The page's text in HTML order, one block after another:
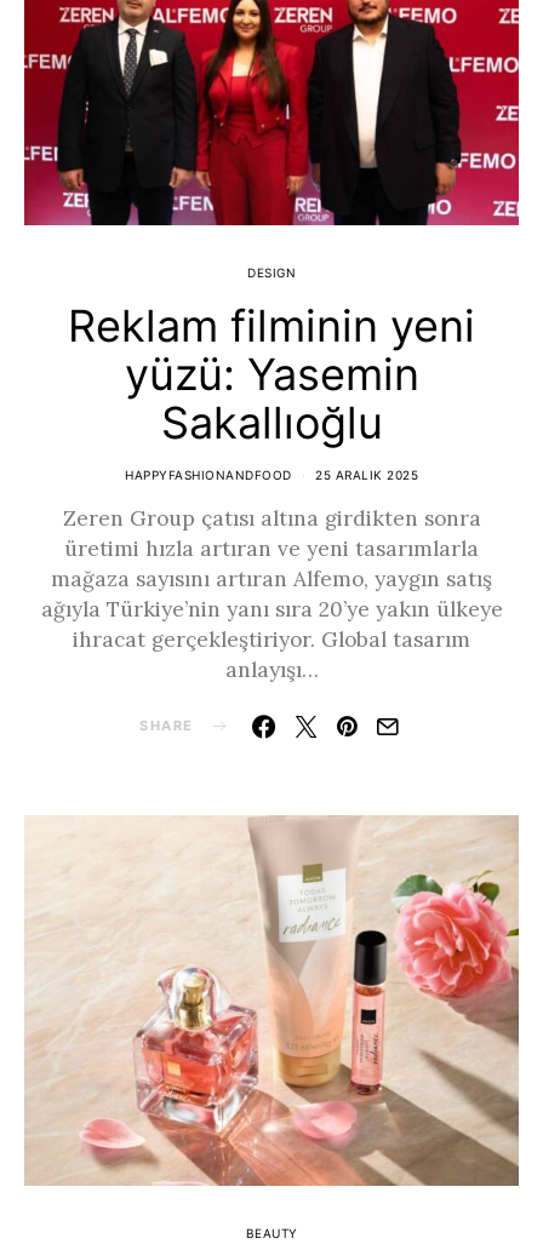
DESIGN
Reklam filminin yeni
yüzü: Yasemin
Sakallıoğlu
HAPPYFASHIONANDFOOD 25 ARALIK 2025
Zeren Group çatısı altına girdikten sonra
üretimi hızla artıran ve yeni tasarımlarla
mağaza sayısını artıran Alfemo, yaygın satış
ağıyla Türkiye’nin yanı sıra 20’ye yakın ülkeye
ihracat gerçekleştiriyor. Global tasarım
anlayışı…
SHARE
BEAUTY